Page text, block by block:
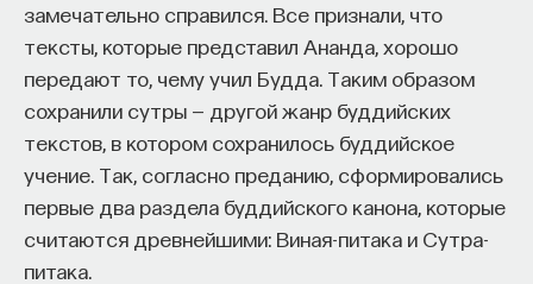
замечательно справился. Все признали, что
тексты, которые представил Ананда, хорошо
передают то, чему учил Будда. Таким образом
сохранили сутры — другой жанр буддийских
текстов, в котором сохранилось буддийское
учение. Так, согласно преданию, сформировались
первые два раздела буддийского канона, которые
считаются древнейшими: Виная-питака и Сутра-
питака.
— Осознавать связь своего поведения
и эмоций с активностью нейромедиаторов
мозга
Автор курса:Вячеслав Дубынин— доктор
биологических наук, профессор кафедры
физиологии человека и животных биологического
факультета МГУ им. М.В. Ломоносова
Негативное отношение к французам
совершенно не мешало им жить и работать
в России. Условно говоря, их делили
на "полезных" и "вредных". К первым
относились, прежде всего, разнообразные
ремесленники, купцы, многие из которых
даже просили российское подданство,
с которым им было удобнее осуществлять